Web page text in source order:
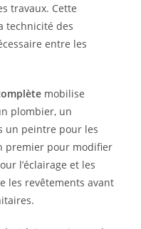
travaux. Cette
technicité des
entre les
mobilise
plombier, un
un peintre pour les
premier pour modifier
l’éclairage et les
les revêtements avant